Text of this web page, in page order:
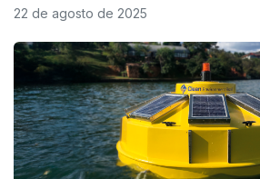
22 de agosto de 2025